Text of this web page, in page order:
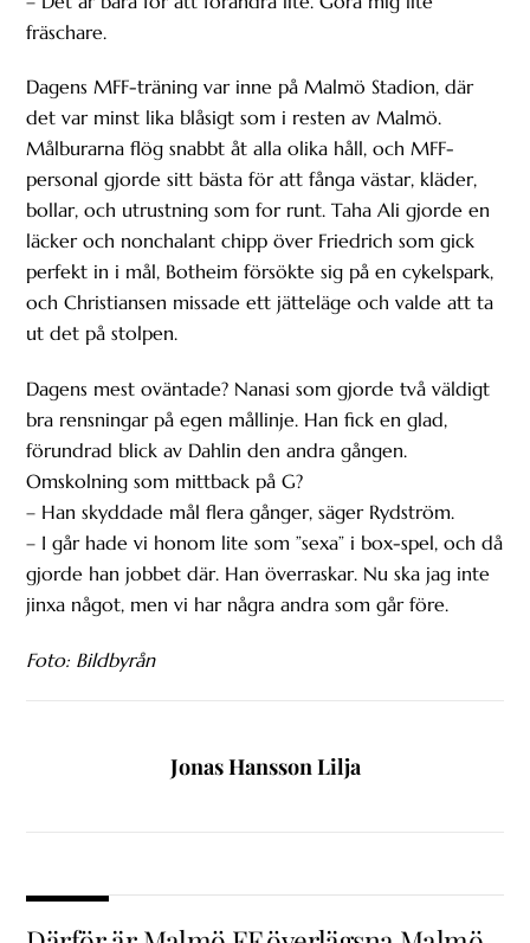
fräschare.
Dagens MFF-träning var inne på Malmö Stadion, där
det var minst lika blåsigt som i resten av Malmö.
Målburarna flög snabbt åt alla olika håll, och MFF-
personal gjorde sitt bästa för att fånga västar, kläder,
bollar, och utrustning som for runt. Taha Ali gjorde en
läcker och nonchalant chipp över Friedrich som gick
perfekt in i mål, Botheim försökte sig på en cykelspark,
och Christiansen missade ett jätteläge och valde att ta
ut det på stolpen.
Dagens mest oväntade? Nanasi som gjorde två väldigt
bra rensningar på egen mållinje. Han fick en glad,
förundrad blick av Dahlin den andra gången.
Omskolning som mittback på G?
– Han skyddade mål flera gånger, säger Rydström.
– I går hade vi honom lite som ”sexa” i box-spel, och då
gjorde han jobbet där. Han överraskar. Nu ska jag inte
jinxa något, men vi har några andra som går före.
Foto: Bildbyrån
Jonas Hansson Lilja